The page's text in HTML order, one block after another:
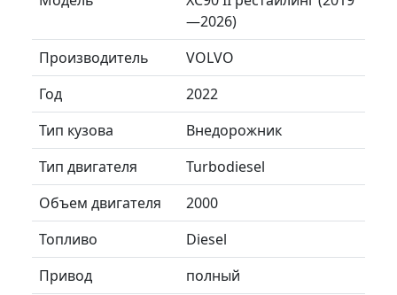
—2026)
Производитель
VOLVO
Год
2022
Тип кузова
Внедорожник
Тип двигателя
Turbodiesel
Объем двигателя
2000
Топливо
Diesel
Привод
полный